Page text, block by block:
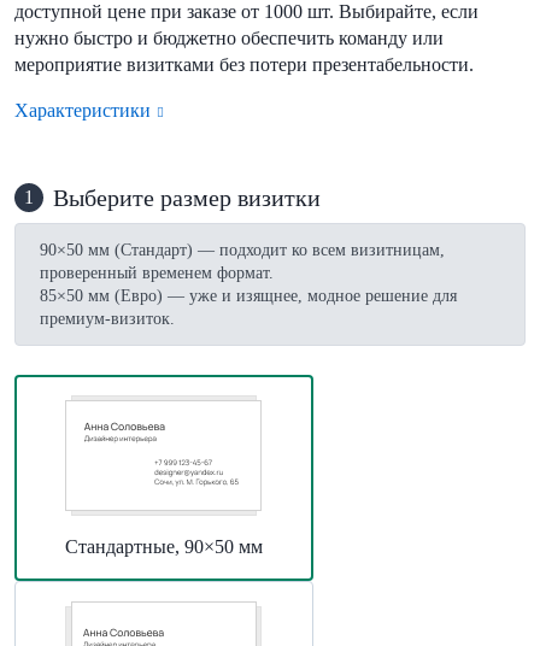
доступной цене при заказе от 1000 шт. Выбирайте, если
нужно быстро и бюджетно обеспечить команду или
мероприятие визитками без потери презентабельности.
Характеристики
1 Выберите размер визитки
90×50 мм (Стандарт) — подходит ко всем визитницам,
проверенный временем формат.
85×50 мм (Евро) — уже и изящнее, модное решение для
премиум-визиток.
Стандартные, 90×50 мм